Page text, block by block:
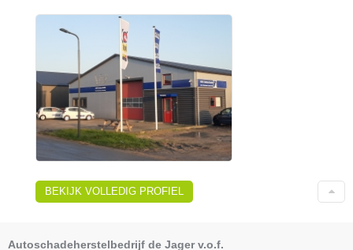
BEKIJK VOLLEDIG PROFIEL
Autoschadeherstelbedrijf de Jager v.o.f.